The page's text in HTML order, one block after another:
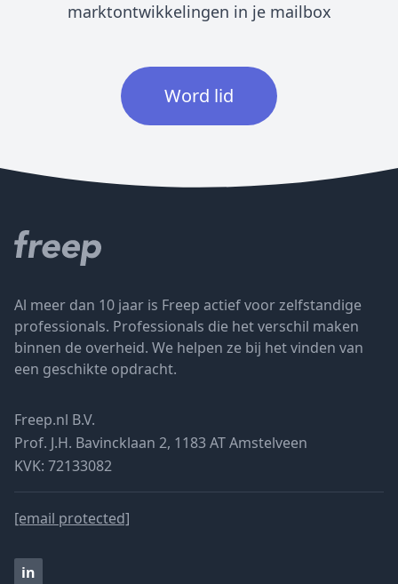
marktontwikkelingen in je mailbox
Word lid
Al meer dan 10 jaar is Freep actief voor zelfstandige
professionals. Professionals die het verschil maken
binnen de overheid. We helpen ze bij het vinden van
een geschikte opdracht.
Freep.nl B.V.
Prof. J.H. Bavincklaan 2, 1183 AT Amstelveen
KVK: 72133082
[email protected]
in